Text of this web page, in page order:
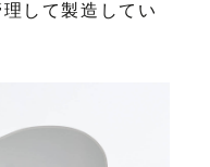
して製造してい